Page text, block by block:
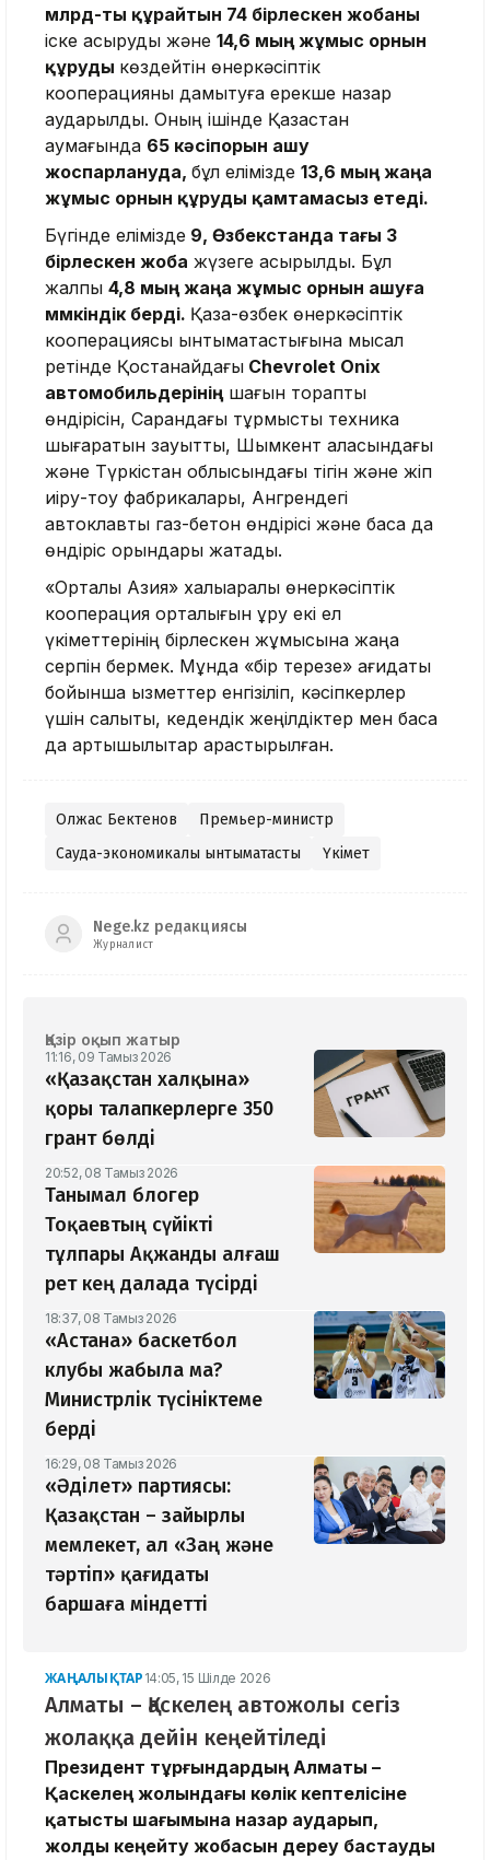
млрд-ты құрайтын 74 бірлескен жобаны
іске асыруды және 14,6 мың жұмыс орнын
құруды көздейтін өнеркәсіптік
кооперацияны дамытуға ерекше назар
аударылды. Оның ішінде Қазақстан
аумағында 65 кәсіпорын ашу
жоспарлануда, бұл елімізде 13,6 мың жаңа
жұмыс орнын құруды қамтамасыз етеді.
Бүгінде елімізде 9, Өзбекстанда тағы 3
бірлескен жоба жүзеге асырылды. Бұл
жалпы 4,8 мың жаңа жұмыс орнын ашуға
мүмкіндік берді. Қазақ-өзбек өнеркәсіптік
кооперациясы ынтымақтастығына мысал
ретінде Қостанайдағы Chevrolet Onix
автомобильдерініңшағын тораптық
өндірісін, Сарандағы тұрмыстық техника
шығаратын зауытты, Шымкент қаласындағы
және Түркістан облысындағы тігін және жіп
иіру-тоқу фабрикалары, Ангрендегі
автоклавты газ-бетон өндірісі және басқа да
өндіріс орындары жатады.
«Орталық Азия» халықаралық өнеркәсіптік
кооперация орталығын құру екі ел
үкіметтерінің бірлескен жұмысына жаңа
серпін бермек. Мұнда «бір терезе» қағидаты
бойынша қызметтер енгізіліп, кәсіпкерлер
үшін салықтық, кедендік жеңілдіктер мен басқа
да артықшылықтар қарастырылған.
Олжас Бектенов
Премьер-министр
Сауда-экономикалық ынтымақтастық
Үкімет
Nege.kz редакциясы
Журналист
Қазір оқып жатыр
11:16, 09 Тамыз 2026
«Қазақстан халқына»
қоры талапкерлерге 350
грант бөлді
20:52, 08 Тамыз 2026
Танымал блогер
Тоқаевтың сүйікті
тұлпары Ақжанды алғаш
рет кең далада түсірді
18:37, 08 Тамыз 2026
«Астана» баскетбол
клубы жабыла ма?
Министрлік түсініктеме
берді
16:29, 08 Тамыз 2026
«Әділет» партиясы:
Қазақстан – зайырлы
мемлекет, ал «Заң және
тәртіп» қағидаты
баршаға міндетті
ЖАҢАЛЫҚТАР 14:05, 15 Шілде 2026
Алматы – Қаскелең автожолы сегіз
жолаққа дейін кеңейтіледі
Президент тұрғындардың Алматы –
Қаскелең жолындағы көлік кептелісіне
қатысты шағымына назар аударып,
жолды кеңейту жобасын дереу бастауды